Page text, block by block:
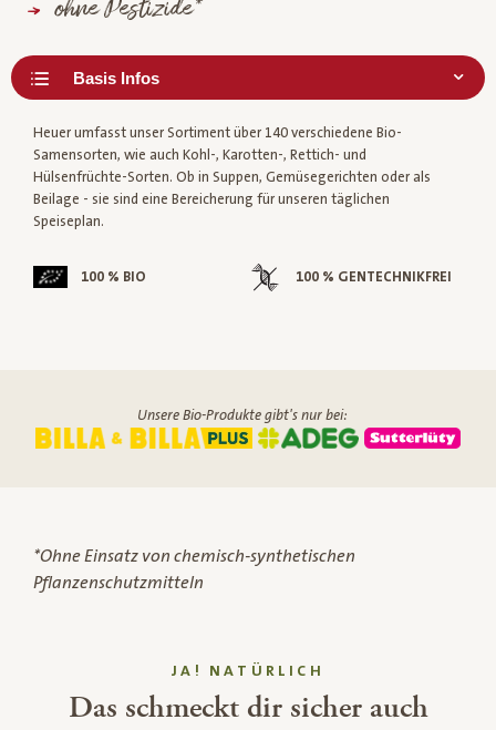
ohne Pestizide*
Heuer umfasst unser Sortiment über 140 verschiedene Bio-
Samensorten, wie auch Kohl-, Karotten-, Rettich- und
Hülsenfrüchte-Sorten. Ob in Suppen, Gemüsegerichten oder als
Beilage - sie sind eine Bereicherung für unseren täglichen
Speiseplan.
100 % BIO 100 % GENTECHNIKFREI
Unsere Bio-Produkte gibt's nur bei:
*Ohne Einsatz von chemisch-synthetischen
Pflanzenschutzmitteln
JA! NATÜRLICH
Das schmeckt dir sicher auch